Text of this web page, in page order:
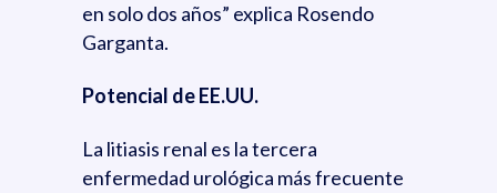
en solo dos años” explica Rosendo
Garganta.
Potencial de EE.UU.
La litiasis renal es la tercera
enfermedad urológica más frecuente